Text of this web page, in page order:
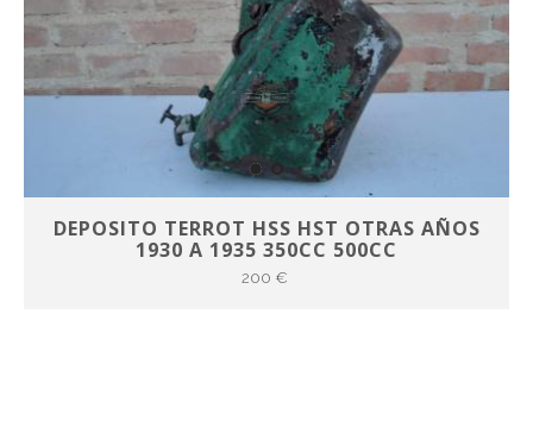
DEPOSITO TERROT HSS HST OTRAS AÑOS
1930 A 1935 350CC 500CC
200 €